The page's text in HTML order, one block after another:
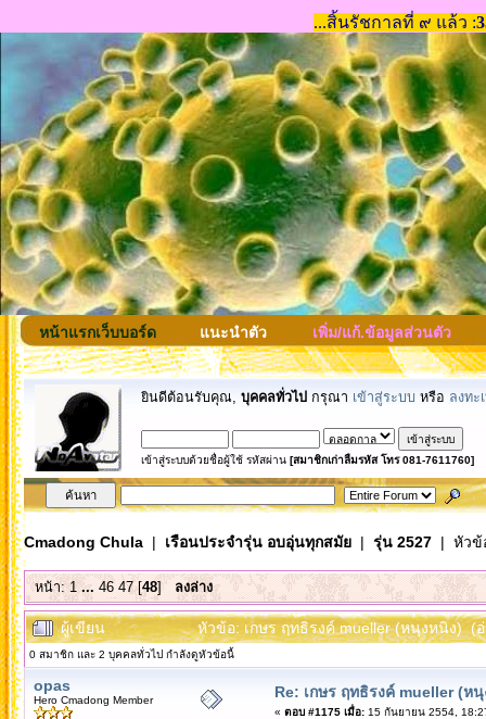
หน้าแรกเว็บบอร์ด แนะนำตัว เพิ่ม/แก้.ข้อมูลส่วนตัว
ยินดีต้อนรับคุณ, บุคคลทั่วไป กรุณา เข้าสู่ระบบ หรือ ลงทะ
เข้าสู่ระบบด้วยชื่อผู้ใช้ รหัสผ่าน [สมาชิกเก่าลืมรหัส โทร 081-7611760]
Cmadong Chula| เรือนประจำรุ่น อบอุ่นทุกสมัย| รุ่น 2527| หัวข้
หน้า:1 ... 46 47[48] ลงล่าง
ผู้เขียน หัวข้อ: เกษร ฤทธิรงค์ mueller (หนุงหนิง) (
0 สมาชิก และ 2 บุคคลทั่วไป กำลังดูหัวข้อนี้
opas
Hero Cmadong Member Re: เกษร ฤทธิรงค์ mueller (ห
« ตอบ #1175 เมื่อ:15 กันยายน 2554,